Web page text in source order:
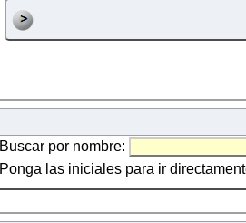
Buscar por nombre:
Ponga las iniciales para ir